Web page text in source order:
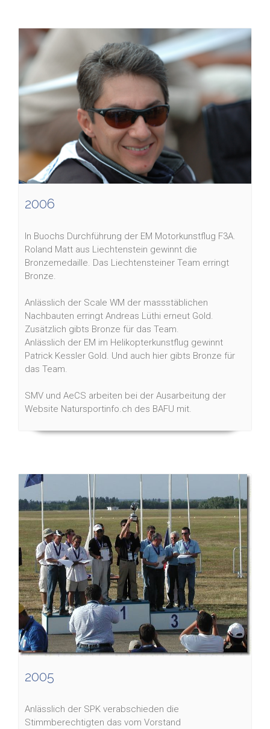
2006
In Buochs Durchführung der EM Motorkunstflug F3A.
Roland Matt aus Liechtenstein gewinnt die
Bronzemedaille. Das Liechtensteiner Team erringt
Bronze.
Anlässlich der Scale WM der massstäblichen
Nachbauten erringt Andreas Lüthi erneut Gold.
Zusätzlich gibts Bronze für das Team.
Anlässlich der EM im Helikopterkunstflug gewinnt
Patrick Kessler Gold. Und auch hier gibts Bronze für
das Team.
SMV und AeCS arbeiten bei der Ausarbeitung der
Website Natursportinfo.ch des BAFU mit.
2005
Anlässlich der SPK verabschieden die
Stimmberechtigten das vom Vorstand